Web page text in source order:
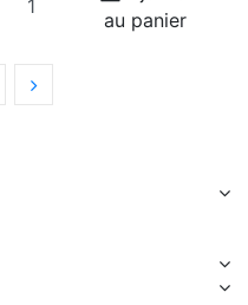
au panier